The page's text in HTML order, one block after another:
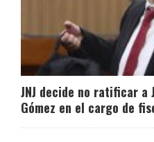
JNJ decide no ratificar a
Gómez en el cargo de